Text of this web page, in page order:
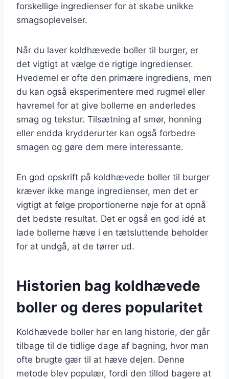
forskellige ingredienser for at skabe unikke
smagsoplevelser.
Når du laver koldhævede boller til burger, er
det vigtigt at vælge de rigtige ingredienser.
Hvedemel er ofte den primære ingrediens, men
du kan også eksperimentere med rugmel eller
havremel for at give bollerne en anderledes
smag og tekstur. Tilsætning af smør, honning
eller endda krydderurter kan også forbedre
smagen og gøre dem mere interessante.
En god opskrift på koldhævede boller til burger
kræver ikke mange ingredienser, men det er
vigtigt at følge proportionerne nøje for at opnå
det bedste resultat. Det er også en god idé at
lade bollerne hæve i en tætsluttende beholder
for at undgå, at de tørrer ud.
Historien bag koldhævede
boller og deres popularitet
Koldhævede boller har en lang historie, der går
tilbage til de tidlige dage af bagning, hvor man
ofte brugte gær til at hæve dejen. Denne
metode blev populær, fordi den tillod bagere at